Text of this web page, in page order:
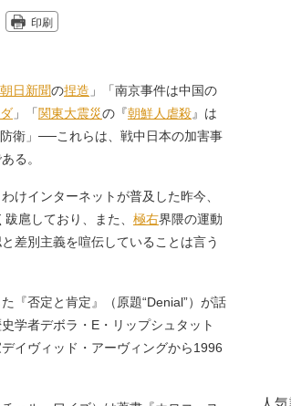
印刷
朝日新聞の捏造 」「南京事件は中国の
」「関東大震災の『朝鮮人虐殺』は
衛」──これらは、戦中日本の加害事
る。
けインターネットが普及した昨今、
扈しており、また、 極右界隈の運動
差別主義を喧伝していることは言う
『否定と肯定』（原題“Denial”）が話
学者デボラ・E・リップシュタット
イヴィッド・アーヴィングから1996